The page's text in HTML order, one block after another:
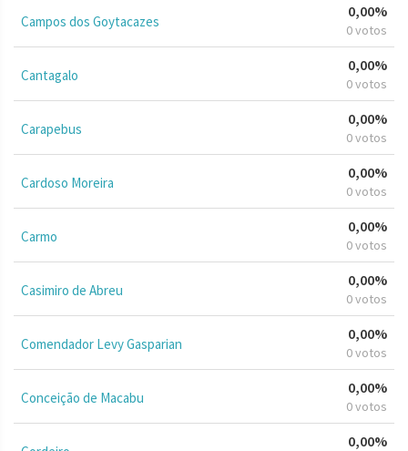
Campos dos Goytacazes
0,00%
0 votos
Cantagalo
0,00%
0 votos
Carapebus
0,00%
0 votos
Cardoso Moreira
0,00%
0 votos
Carmo
0,00%
0 votos
Casimiro de Abreu
0,00%
0 votos
Comendador Levy Gasparian
0,00%
0 votos
Conceição de Macabu
0,00%
0 votos
0,00%